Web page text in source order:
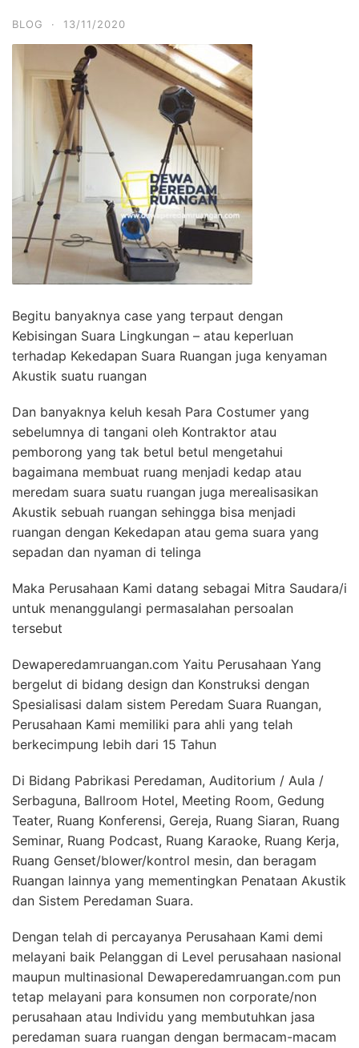
BLOG · 13/11/2020
Begitu banyaknya case yang terpaut dengan
Kebisingan Suara Lingkungan – atau keperluan
terhadap Kekedapan Suara Ruangan juga kenyaman
Akustik suatu ruangan
Dan banyaknya keluh kesah Para Costumer yang
sebelumnya di tangani oleh Kontraktor atau
pemborong yang tak betul betul mengetahui
bagaimana membuat ruang menjadi kedap atau
meredam suara suatu ruangan juga merealisasikan
Akustik sebuah ruangan sehingga bisa menjadi
ruangan dengan Kekedapan atau gema suara yang
sepadan dan nyaman di telinga
Maka Perusahaan Kami datang sebagai Mitra Saudara/i
untuk menanggulangi permasalahan persoalan
tersebut
Dewaperedamruangan.com Yaitu Perusahaan Yang
bergelut di bidang design dan Konstruksi dengan
Spesialisasi dalam sistem Peredam Suara Ruangan,
Perusahaan Kami memiliki para ahli yang telah
berkecimpung lebih dari 15 Tahun
Di Bidang Pabrikasi Peredaman, Auditorium / Aula /
Serbaguna, Ballroom Hotel, Meeting Room, Gedung
Teater, Ruang Konferensi, Gereja, Ruang Siaran, Ruang
Seminar, Ruang Podcast, Ruang Karaoke, Ruang Kerja,
Ruang Genset/blower/kontrol mesin, dan beragam
Ruangan lainnya yang mementingkan Penataan Akustik
dan Sistem Peredaman Suara.
Dengan telah di percayanya Perusahaan Kami demi
melayani baik Pelanggan di Level perusahaan nasional
maupun multinasional Dewaperedamruangan.com pun
tetap melayani para konsumen non corporate/non
perusahaan atau Individu yang membutuhkan jasa
peredaman suara ruangan dengan bermacam-macam